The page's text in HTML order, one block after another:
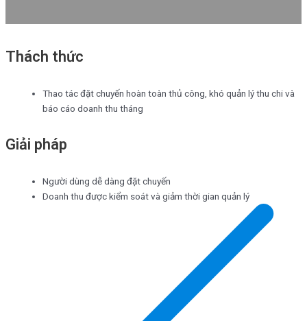
Thách thức
Thao tác đặt chuyến hoàn toàn thủ công, khó quản lý thu chi và
báo cáo doanh thu tháng
Giải pháp
Người dùng dễ dàng đặt chuyến
Doanh thu được kiểm soát và giảm thời gian quản lý